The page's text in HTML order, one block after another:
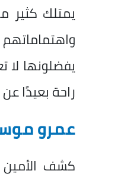
يمتلك كثير
يفضلونها
راحة بعيدًا
عمرو
كشف الأمين